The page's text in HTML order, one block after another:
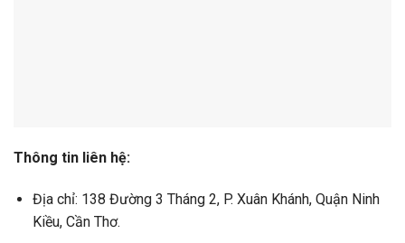
Thông tin liên hệ:
Địa chỉ: 138 Đường 3 Tháng 2, P. Xuân Khánh, Quận Ninh
Kiều, Cần Thơ.